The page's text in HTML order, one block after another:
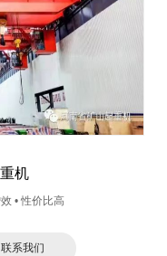
机
• 性价比高
联系我们